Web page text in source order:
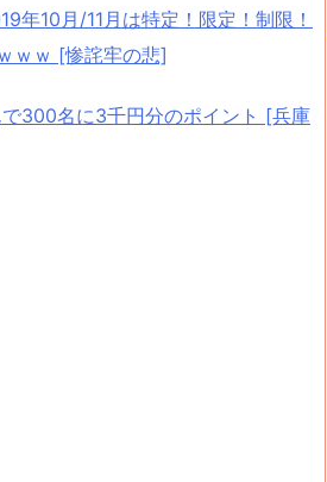
年10月/11月は特定！限定！制限！
ｗｗ [惨詫牢の悲]
300名に3千円分のポイント [兵庫